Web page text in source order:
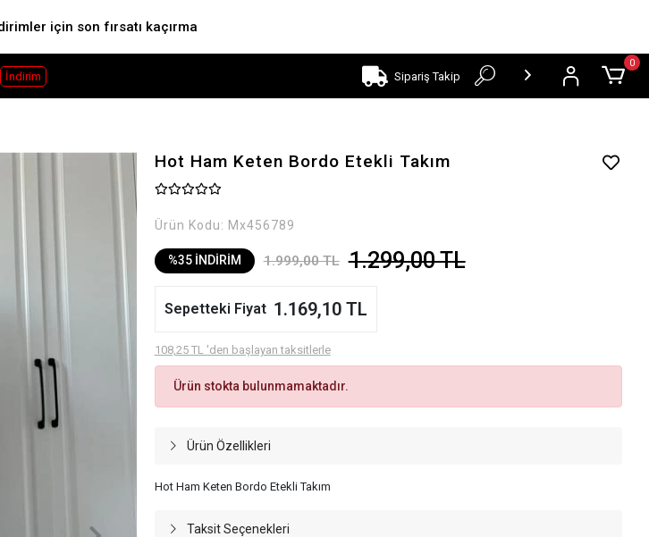
için son fırsatı kaçırma
İndirim Sipariş Takip
0
Hot Ham Keten Bordo Etekli Takım
Ürün Kodu: Mx456789
%35 İNDİRİM 1.999,00 TL 1.299,00 TL
Sepetteki Fiyat 1.169,10 TL
108,25 TL 'den başlayan taksitlerle
Ürün stokta bulunmamaktadır.
Ürün Özellikleri
Hot Ham Keten Bordo Etekli Takım
Taksit Seçenekleri